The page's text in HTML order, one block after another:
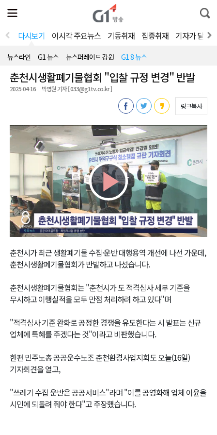
전
체
뉴
열
통
합
색
다시보기 이시각 주요뉴스 기동취재 집중취재 기자가 달려
뉴스라인 G1 뉴스 뉴스퍼레이드 강원 G1 8 뉴스
춘천시생활폐기물협회 "입찰 규정 변경" 반발
2025-04-16 박명원 기자 [ 033@g1tv.co.kr ]
링크복사
Play
Video
춘천시가 최근 생활폐기물 수집·운반 대행용역 개선에 나선 가운데,
춘천시생활폐기물협회가 반발하고 나섰습니다.
춘천시생활폐기물협회는 "춘천시가 도 적격심사 세부 기준을
무시하고 이행실적을 모두 만점 처리하려 하고 있다"며
"적격심사 기준 완화로 공정한 경쟁을 유도한다는 시 발표는 신규
업체에 특혜를 주겠다는 것"이라고 비판했습니다.
한편 민주노총 공공운수노조 춘천환경사업지회도 오늘(16일)
기자회견을 열고,
"쓰레기 수집 운반은 공공서비스"라며 "이를 공영화해 업체 이윤을
시민에 되돌려 줘야 한다"고 주장했습니다.